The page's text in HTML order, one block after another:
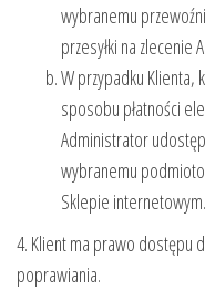
wybranemu
przesyłki na zlecenie
W przypadku Klienta,
sposobu płatności
Administrator
wybranemu
Sklepie internetowym.
4. Klient ma prawo dostępu
poprawiania.